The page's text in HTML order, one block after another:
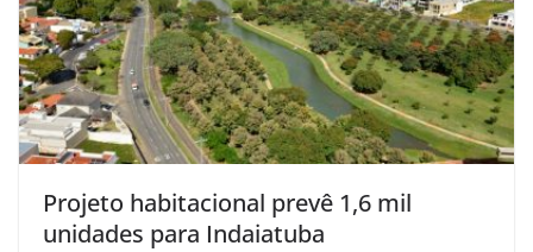
Projeto habitacional prevê 1,6 mil
unidades para Indaiatuba